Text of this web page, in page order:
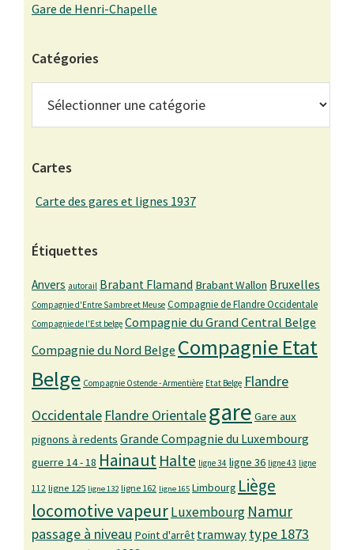
Gare de Henri-Chapelle
Catégories
Cartes
Carte des gares et lignes 1937
Étiquettes
Anvers autorail Brabant Flamand Brabant Wallon Bruxelles
Compagnie d'Entre Sambre et Meuse Compagnie de Flandre Occidentale
Compagnie de l'Est belge Compagnie du Grand Central Belge
Compagnie du Nord Belge Compagnie Etat
Belge Compagnie Ostende - Armentière Etat Belge Flandre
Occidentale Flandre Orientalegare Gare aux
pignons à redents Grande Compagnie du Luxembourg
guerre 14 - 18 Hainaut Halte ligne 34 ligne 36 ligne 43 ligne
112 ligne 125 ligne 132 ligne 162 ligne 165 Limbourg Liège
locomotive vapeurLuxembourg Namur
passage à niveau Point d'arrêt tramway type 1873